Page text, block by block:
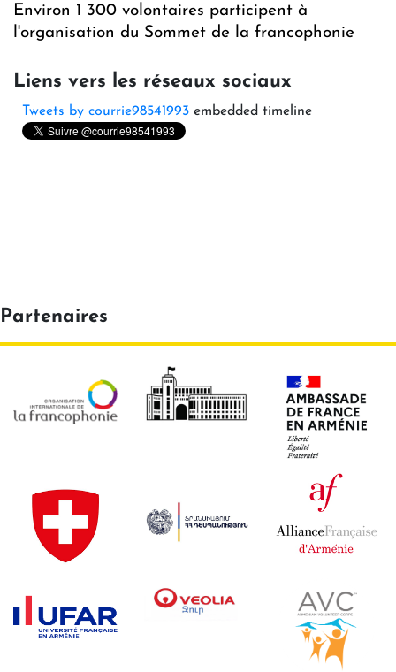
Environ 1 300 volontaires participent à
l'organisation du Sommet de la francophonie
Liens vers les réseaux sociaux
Tweets by courrie98541993 embedded timeline
Partenaires